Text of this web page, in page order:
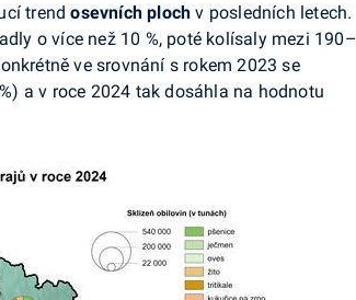
trendosevních ploch v posledních letech.
o více než 10 %, poté kolísaly mezi 190–
ve srovnání s rokem 2023 se
a v roce 2024 tak dosáhla na hodnotu